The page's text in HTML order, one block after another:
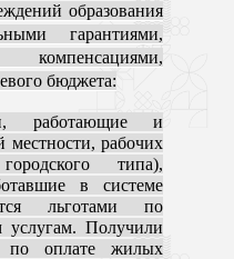
образования
гарантиями,
бюджета:
работающие и
рабочих
типа),
в системе
льготами по
Получили
по оплате жилых